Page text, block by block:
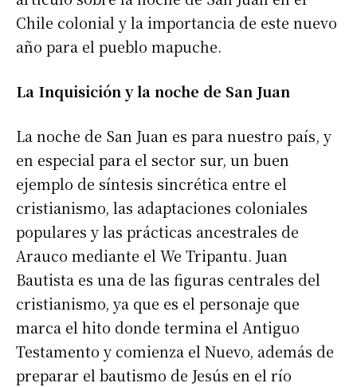
Chile colonial y la importancia de este nuevo
año para el pueblo mapuche.
La Inquisición y la noche de San Juan
La noche de San Juan es para nuestro país, y
en especial para el sector sur, un buen
ejemplo de síntesis sincrética entre el
cristianismo, las adaptaciones coloniales
populares y las prácticas ancestrales de
Arauco mediante el We Tripantu. Juan
Bautista es una de las figuras centrales del
cristianismo, ya que es el personaje que
marca el hito donde termina el Antiguo
Testamento y comienza el Nuevo, además de
preparar el bautismo de Jesús en el río